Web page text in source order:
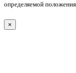
определяемой
×